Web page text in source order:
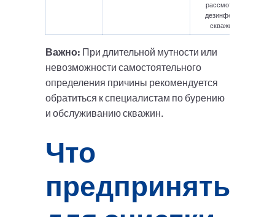
рассмотреть
дезинфекцию
скважины.
Важно: При длительной мутности или
невозможности самостоятельного
определения причины рекомендуется
обратиться к специалистам по бурению
и обслуживанию скважин.
Что
предпринять